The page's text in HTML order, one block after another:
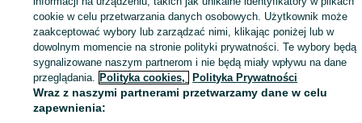
Kup
cookie w celu przetwarzania danych osobowych. Użytkownik może
zaakceptować wybory lub zarządzać nimi, klikając poniżej lub w
dowolnym momencie na stronie polityki prywatności. Te wybory będą
sygnalizowane naszym partnerom i nie będą miały wpływu na dane
przeglądania. Polityka cookies, Polityka Prywatności
Wraz z naszymi partnerami przetwarzamy dane w celu
zapewnienia: